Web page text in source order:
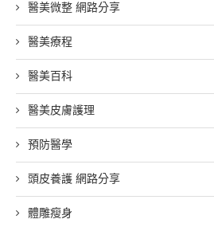
醫美微整 網路分享
醫美療程
醫美百科
醫美皮膚護理
預防醫學
頭皮養護 網路分享
體雕瘦身